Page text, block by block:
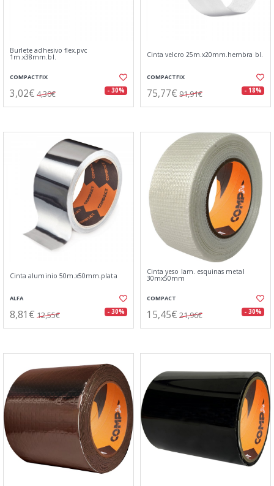
Burlete adhesivo flex.pvc
1m.x38mm.bl.
COMPACTFIX
3,02€ 4,30€ - 30%
Cinta velcro 25m.x20mm.hembra bl.
COMPACTFIX
75,77€ 91,91€ - 18%
Cinta aluminio 50m.x50mm.plata
ALFA
8,81€ 12,55€ - 30%
Cinta yeso lam. esquinas metal
30mx50mm
COMPACT
15,45€ 21,96€ - 30%